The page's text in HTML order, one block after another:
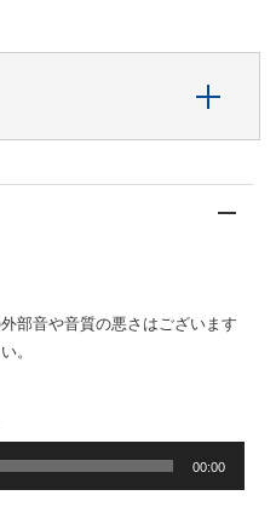
部音や音質の悪さはございます
。
00:00